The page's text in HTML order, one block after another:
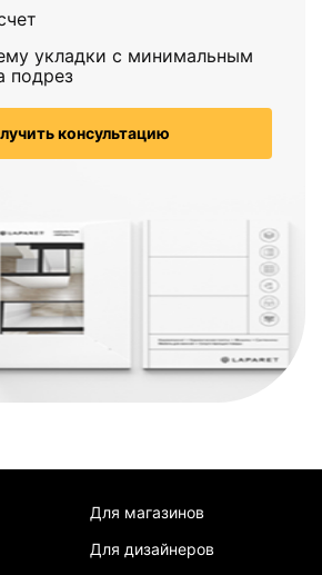
укладки с минимальным
подрез
консультацию
Для магазинов
Для дизайнеров